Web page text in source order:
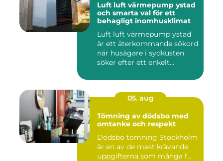
Luft luft värmepump ystad
och smarta val för ett
behagligt inomhusklimat
Luft luft värmepump ystad
är ett återkommande sökord
när husägare i sydkusten
söker efter ett enkelt...
05. aug
Tömning av dödsbo med
omtanke och respekt
Dödsbo tömning Stockholm
är en av de mest krävande
uppgifterna som många f...